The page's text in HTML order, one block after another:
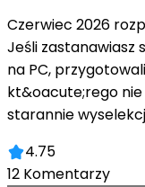
Czerwiec 2026
Jeśli zastanawiasz
na PC,
kt&oacute;rego
starannie
4.75
12 Komentarzy